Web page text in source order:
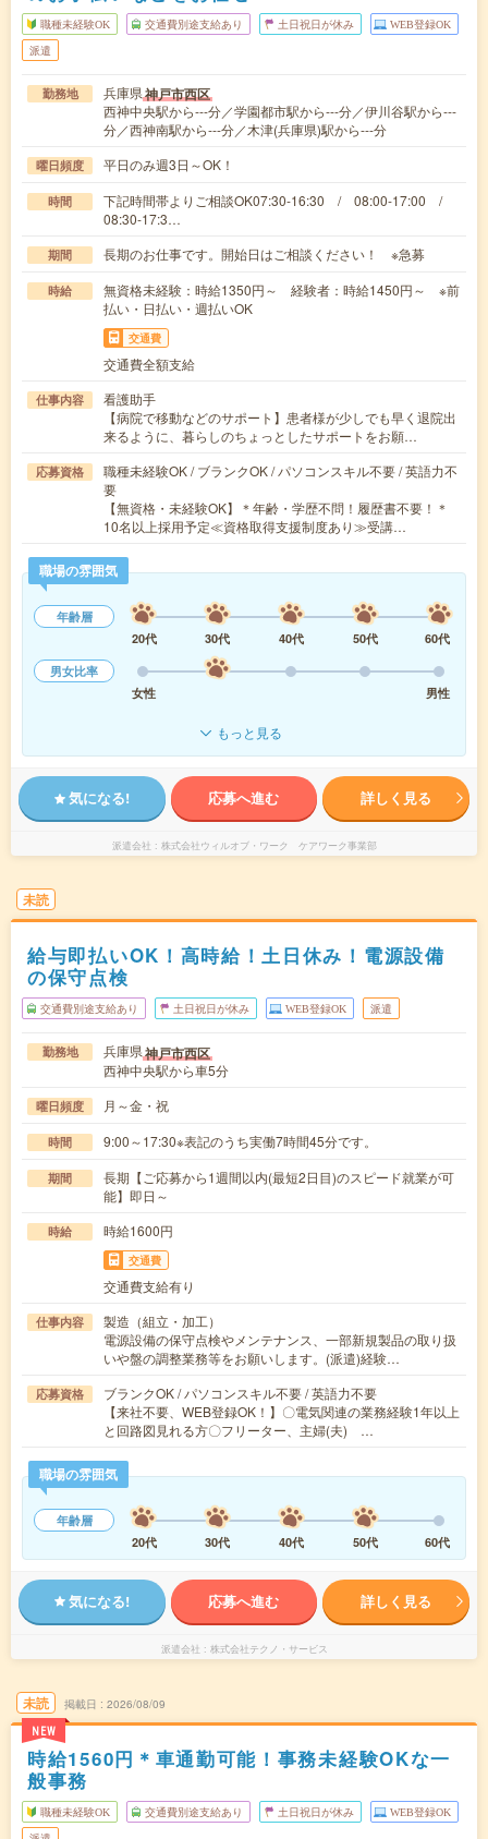
職種未経験OK 交通費別途支給あり 土日祝日が休み WEB登録OK
派遣
勤務地 兵庫県神戸市西区
西神中央駅から---分／学園都市駅から---分／伊川谷駅から---
分／西神南駅から---分／木津(兵庫県)駅から---分
曜日頻度 平日のみ週3日～OK！
時間
下記時間帯よりご相談OK07:30-16:30 / 08:00-17:00 /
08:30-17:3…
期間 長期のお仕事です。開始日はご相談ください！ ※急募
時給
無資格未経験：時給1350円～ 経験者：時給1450円～ ※前
払い・日払い・週払いOK
交通費
交通費全額支給
仕事内容
看護助手
【病院で移動などのサポート】患者様が少しでも早く退院出
来るように、暮らしのちょっとしたサポートをお願…
応募資格
職種未経験OK / ブランクOK / パソコンスキル不要 / 英語力不
要
【無資格・未経験OK】＊年齢・学歴不問！履歴書不要！＊
10名以上採用予定≪資格取得支援制度あり≫受講…
職場の雰囲気
年齢層
20代
30代 40代 50代
60代
男女比率
女性
男性
もっと見る
気になる! 応募へ進む 詳しく見る
派遣会社 株式会社ウィルオブ・ワーク ケアワーク事業部
未読
給与即払いOK！高時給！土日休み！電源設備
の保守点検
交通費別途支給あり 土日祝日が休み WEB登録OK 派遣
勤務地 兵庫県神戸市西区
西神中央駅から車5分
曜日頻度 月～金・祝
時間 9:00～17:30※表記のうち実働7時間45分です。
期間
長期【ご応募から1週間以内(最短2日目)のスピード就業が可
能】即日～
時給 時給1600円
交通費
交通費支給有り
仕事内容
製造（組立・加工）
電源設備の保守点検やメンテナンス、一部新規製品の取り扱
いや盤の調整業務等をお願いします。(派遣)経験…
応募資格
ブランクOK / パソコンスキル不要 / 英語力不要
【来社不要、WEB登録OK！】〇電気関連の業務経験1年以上
と回路図見れる方〇フリーター、主婦(夫) …
職場の雰囲気
年齢層
20代
30代 40代 50代 60代
気になる! 応募へ進む 詳しく見る
派遣会社 株式会社テクノ・サービス
未読
NEW
掲載日 2026/08/09
時給1560円＊車通勤可能！事務未経験OKな一
般事務
職種未経験OK 交通費別途支給あり 土日祝日が休み WEB登録OK